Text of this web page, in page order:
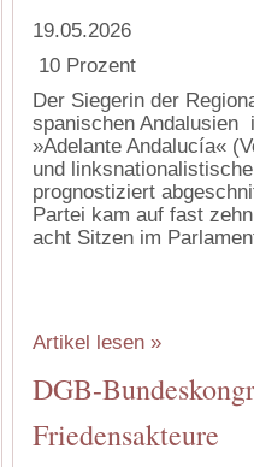
19.05.2026
10 Prozent
Der Siegerin der
spanischen Andalusien
»Adelante Andalucía«
und
prognostiziert
Partei kam auf fast
acht Sitzen im
Artikel lesen »
DGB-
Friedensakteure